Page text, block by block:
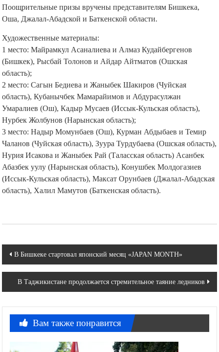
Поощрительные призы вручены представителям Бишкека,
Оша, Джалал-Абадской и Баткенской области.
Художественные материалы:
1 место: Майрамкул Асаналиева и Алмаз Кудайбергенов
(Бишкек), Рысбай Толонов и Айдар Айтматов (Ошская
область);
2 место: Сагын Бедиева и Жаныбек Шакиров (Чуйская
область), Кубанычбек Мамарайимов и Абдурасулжан
Умаралиев (Ош), Кадыр Мусаев (Иссык-Кульская область),
Нурбек Жолбунов (Нарынская область);
3 место: Надыр Момунбаев (Ош), Курман Абдыбаев и Темир
Чаланов (Чуйская область), Зуура Турдубаева (Ошская область),
Нурия Исакова и Жаныбек Рай (Таласская область) Асанбек
Абазбек уулу (Нарынская область), Конушбек Молдогазиев
(Иссык-Кульская область), Максат Орунбаев (Джалал-Абадская
область), Халил Мамутов (Баткенская область).
Навигация
по
записям
В Бишкеке стартовал японский месяц «JAPAN MONTH»
В Таджикистане продолжается стремительное таяние ледников
Вам также понравится